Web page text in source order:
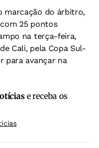
marcação do árbitro,
25 pontos
na terça-feira,
Cali, pela Copa Sul-
para avançar na
e receba os